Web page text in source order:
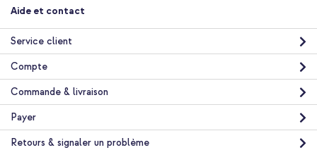
Aide et contact
Service client
Compte
Commande & livraison
Payer
Retours & signaler un problème